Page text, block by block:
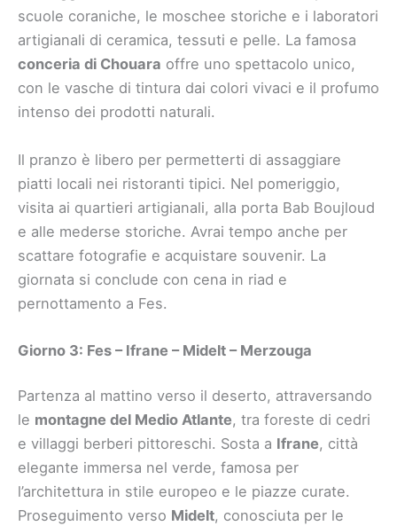
scuole coraniche, le moschee storiche e i laboratori
artigianali di ceramica, tessuti e pelle. La famosa
conceria di Chouara offre uno spettacolo unico,
con le vasche di tintura dai colori vivaci e il profumo
intenso dei prodotti naturali.
Il pranzo è libero per permetterti di assaggiare
piatti locali nei ristoranti tipici. Nel pomeriggio,
visita ai quartieri artigianali, alla porta Bab Boujloud
e alle mederse storiche. Avrai tempo anche per
scattare fotografie e acquistare souvenir. La
giornata si conclude con cena in riad e
pernottamento a Fes.
Giorno 3: Fes – Ifrane – Midelt – Merzouga
Partenza al mattino verso il deserto, attraversando
le montagne del Medio Atlante, tra foreste di cedri
e villaggi berberi pittoreschi. Sosta a Ifrane, città
elegante immersa nel verde, famosa per
l’architettura in stile europeo e le piazze curate.
Proseguimento verso Midelt, conosciuta per le